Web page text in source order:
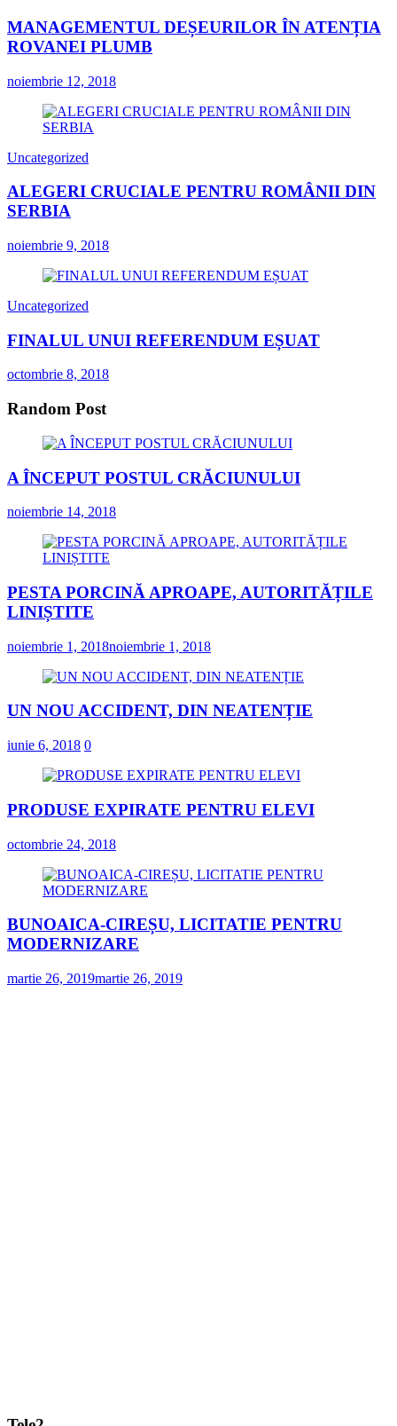
MANAGEMENTUL DEȘEURILOR ÎN ATENȚIA
ROVANEI PLUMB
noiembrie 12, 2018
Uncategorized
ALEGERI CRUCIALE PENTRU ROMÂNII DIN
SERBIA
noiembrie 9, 2018
Uncategorized
FINALUL UNUI REFERENDUM EȘUAT
octombrie 8, 2018
Random Post
A ÎNCEPUT POSTUL CRĂCIUNULUI
noiembrie 14, 2018
PESTA PORCINĂ APROAPE, AUTORITĂȚILE
LINIȘTITE
noiembrie 1, 2018noiembrie 1, 2018
UN NOU ACCIDENT, DIN NEATENȚIE
iunie 6, 2018 0
PRODUSE EXPIRATE PENTRU ELEVI
octombrie 24, 2018
BUNOAICA-CIREȘU, LICITATIE PENTRU
MODERNIZARE
martie 26, 2019martie 26, 2019